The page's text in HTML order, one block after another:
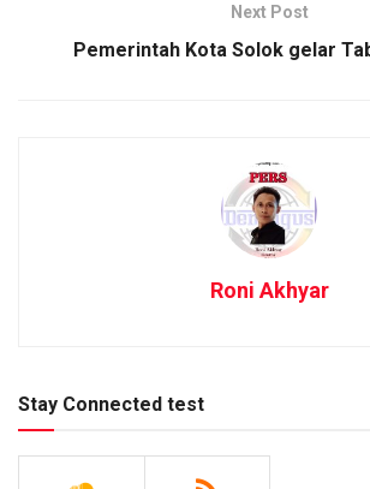
Next Post
Pemerintah Kota Solok gelar
Roni Akhyar
Stay Connected test